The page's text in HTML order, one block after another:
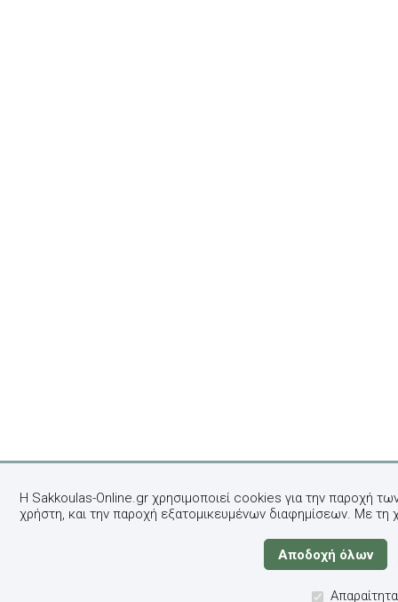
Η Sakkoulas-Online.gr χρησιμοποιεί cookies για την παροχή
χρήστη, και την παροχή εξατομικευμένων διαφημίσεων. Με